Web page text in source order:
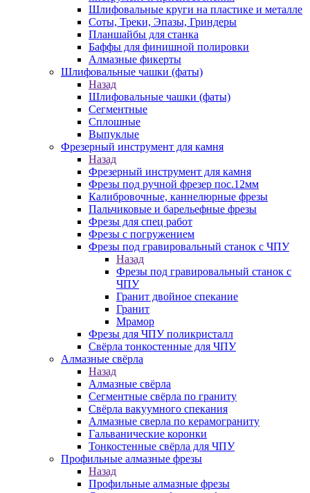
Шлифовальные круги на пластике и металле
Соты, Треки, Эпазы, Гриндеры
Планшайбы для станка
Баффы для финишной полировки
Алмазные фикерты
Шлифовальные чашки (фаты)
Назад
Шлифовальные чашки (фаты)
Сегментные
Сплошные
Выпуклые
Фрезерный инструмент для камня
Назад
Фрезерный инструмент для камня
Фрезы под ручной фрезер пос.12мм
Калибровочные, каннелюрные фрезы
Пальчиковые и барельефные фрезы
Фрезы для спец работ
Фрезы с погружением
Фрезы под гравировальный станок с ЧПУ
Назад
Фрезы под гравировальный станок с
ЧПУ
Гранит двойное спекание
Гранит
Мрамор
Фрезы для ЧПУ поликристалл
Свёрла тонкостенные для ЧПУ
Алмазные свёрла
Назад
Алмазные свёрла
Сегментные свёрла по граниту
Свёрла вакуумного спекания
Алмазные сверла по керамограниту
Гальванические коронки
Тонкостенные свёрла для ЧПУ
Профильные алмазные фрезы
Назад
Профильные алмазные фрезы